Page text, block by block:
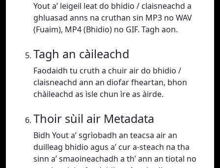
Yout a’ leigeil leat do bhidio / claisneachd a
ghluasad anns na cruthan sin MP3 no WAV
(Fuaim), MP4 (Bhidio) no GIF. Tagh aon.
Tagh an càileachd
Faodaidh tu cruth a chuir air do bhidio /
claisneachd ann an diofar fheartan, bhon
chàileachd as ìsle chun ìre as àirde.
Thoir sùil air Metadata
Bidh Yout a’ sgrìobadh an teacsa air an
duilleag bhidio agus a’ cur a-steach na tha
sinn a’ smaoineachadh a th’ ann an tiotal no